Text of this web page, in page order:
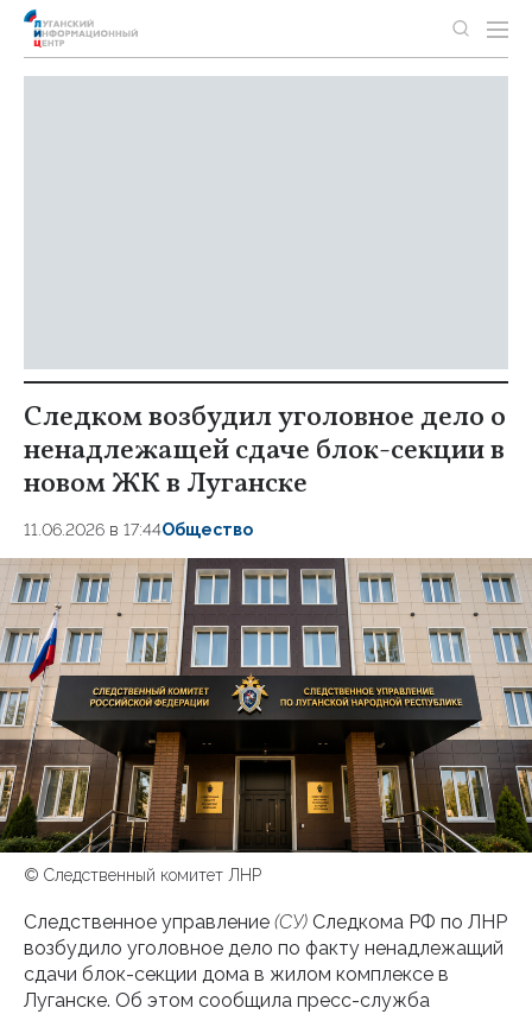
Следком возбудил уголовное дело о
ненадлежащей сдаче блок-секции в
новом ЖК в Луганске
11.06.2026 в 17:44Общество
© Следственный комитет ЛНР
Следственное управление (СУ) Следкома РФ по ЛНР
возбудило уголовное дело по факту ненадлежащий
сдачи блок-секции дома в жилом комплексе в
Луганске. Об этом сообщила пресс-служба